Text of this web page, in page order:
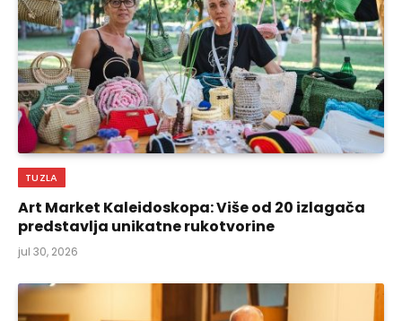
TUZLA
Art Market Kaleidoskopa: Više od 20 izlagača
predstavlja unikatne rukotvorine
jul 30, 2026